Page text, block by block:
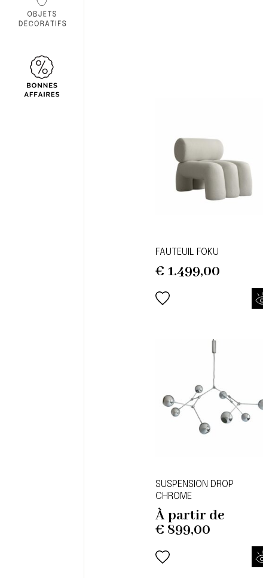
FAUTEUIL FOKU
€ 1.499,00
SUSPENSION DROP
CHROME
À partir de
€ 899,00